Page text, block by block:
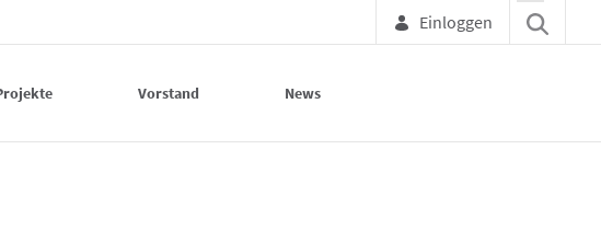
Einloggen
Vorstand News